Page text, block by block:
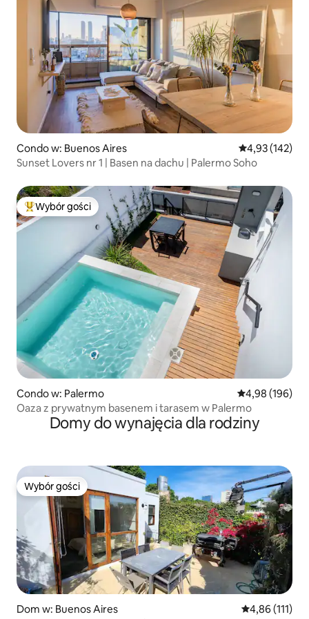
Condo w: Buenos Aires Średnia
4,93 (142)
Sunset Lovers nr 1 | Basen na dachu | Palermo Soho
Najpopularniejsze z kategorii Wybór gości
Wybór gości
Condo w: Palermo Średnia
4,98 (196)
Oaza z prywatnym basenem i tarasem w Palermo
Domy do wynajęcia dla rodziny
Wybór gości
Wybór gości
Dom w: Buenos Aires Średnia
4,86 (111)